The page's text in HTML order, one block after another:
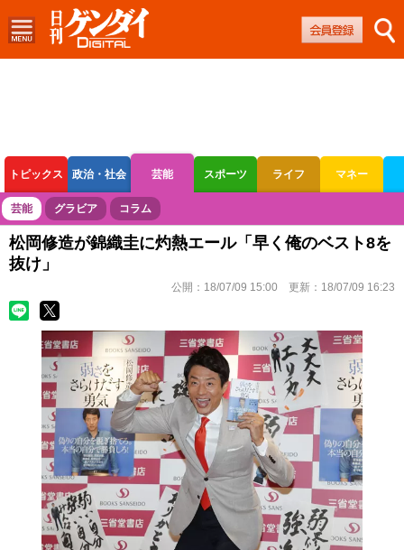
トピックス 政治・社会 芸能 スポーツ ライフ マネー
ボートレース 競輪 オートレース
芸能 グラビア コラム
松岡修造が錦織圭に灼熱エール「早く俺のベスト8を
抜け」
公開： 18/07/09 15:00 更新： 18/07/09 16:23